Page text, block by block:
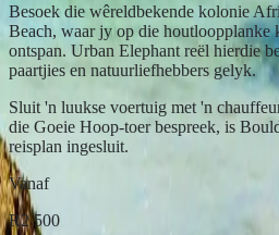
Besoek die wêreldbekende kolonie
Beach, waar jy op die houtloopplanke
ontspan. Urban Elephant reël hierdie
paartjies en natuurliefhebbers gelyk.
Sluit 'n luukse voertuig met 'n
die Goeie Hoop-toer bespreek, is
reisplan ingesluit.
Vanaf
R2 500